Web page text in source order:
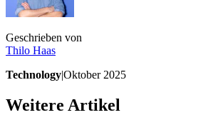
Geschrieben von
Thilo Haas
Technology|Oktober 2025
Weitere Artikel